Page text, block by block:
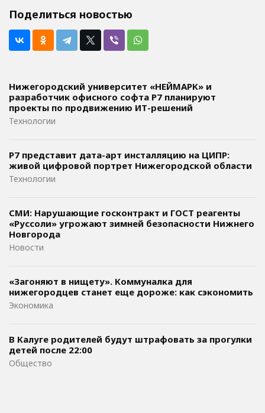
Поделиться новостью
Нижегородский университет «НЕЙМАРК» и
разработчик офисного софта P7 планируют
проекты по продвижению ИТ-решений
Технологии
Р7 представит дата-арт инсталляцию на ЦИПР:
живой цифровой портрет Нижегородской области
Технологии
СМИ: Нарушающие госконтракт и ГОСТ реагенты
«Руссоли» угрожают зимней безопасности Нижнего
Новгорода
Новости
«Загоняют в нищету». Коммуналка для
нижегородцев станет еще дороже: как сэкономить
Экономика
В Калуге родителей будут штрафовать за прогулки
детей после 22:00
Общество